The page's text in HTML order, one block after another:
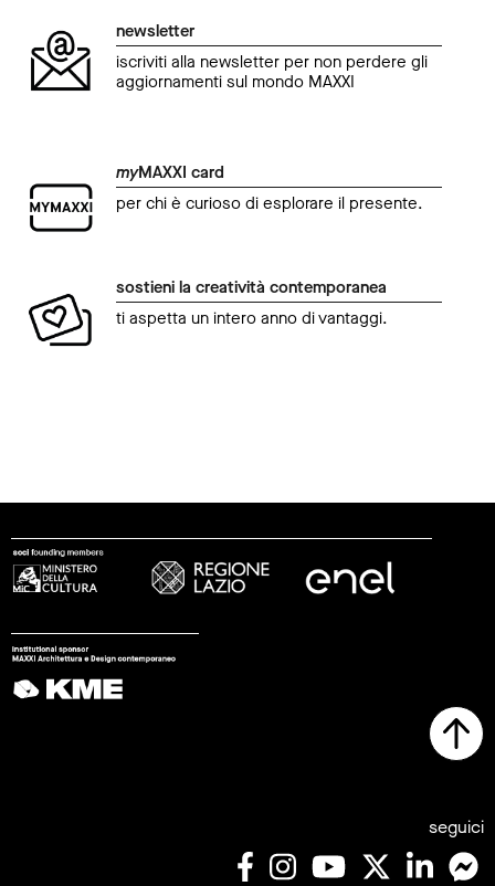
newsletter
iscriviti alla newsletter per non perdere gli
aggiornamenti sul mondo MAXXI
myMAXXI card
per chi è curioso di esplorare il presente.
sostieni la creatività contemporanea
ti aspetta un intero anno di vantaggi.
seguici